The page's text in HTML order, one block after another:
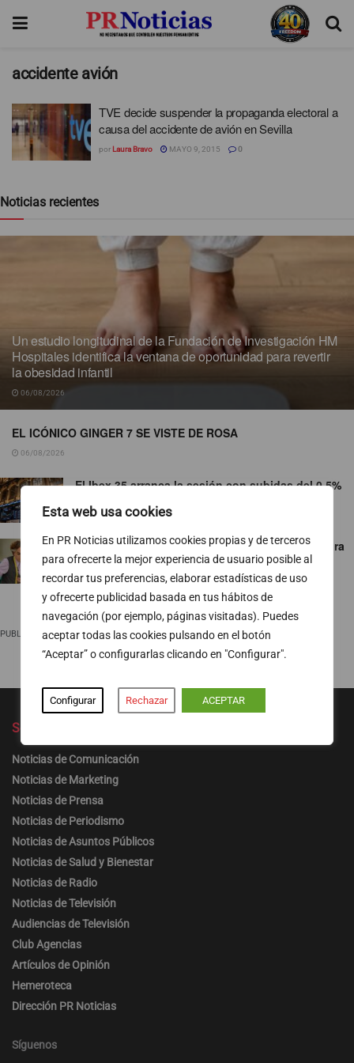
Esta web usa cookies
En PR Noticias utilizamos cookies propias y de terceros
para ofrecerte la mejor experiencia de usuario posible al
recordar tus preferencias, elaborar estadísticas de uso
y ofrecerte publicidad basada en tus hábitos de
navegación (por ejemplo, páginas visitadas). Puedes
aceptar todas las cookies pulsando en el botón
“Aceptar” o configurarlas clicando en "Configurar".
Configurar Rechazar ACEPTAR
accidente avión
TVE decide suspender la propaganda electoral a
causa del accidente de avión en Sevilla
por Laura Bravo MAYO 9, 2015 0
Noticias recientes
Un estudio longitudinal de la Fundación de Investigación HM
Hospitales identifica la ventana de oportunidad para revertir
la obesidad infantil
06/08/2026
EL ICÓNICO GINGER 7 SE VISTE DE ROSA
06/08/2026
El Ibex 35 arranca la sesión con subidas del 0,5%
06/08/2026
‘¡Salta!’ le gana el pulso a ‘Maestros de la costura
celebrity’
06/08/2026
PUBLICIDAD
Secciones
Noticias de Comunicación
Noticias de Marketing
Noticias de Prensa
Noticias de Periodismo
Noticias de Asuntos Públicos
Noticias de Salud y Bienestar
Noticias de Radio
Noticias de Televisión
Audiencias de Televisión
Club Agencias
Artículos de Opinión
Hemeroteca
Dirección PR Noticias
Síguenos